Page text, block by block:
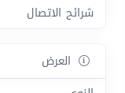
شرائح الاتصال
العرض